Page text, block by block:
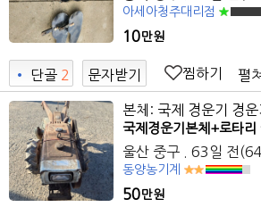
아세아청주대리점
10만원
• 단골 2
9
문자받기 찜하기 펼
본체: 국제 경운기 경운
국제경운기본체+로타리
울산 중구 . 63일 전
동양농기계
50만원